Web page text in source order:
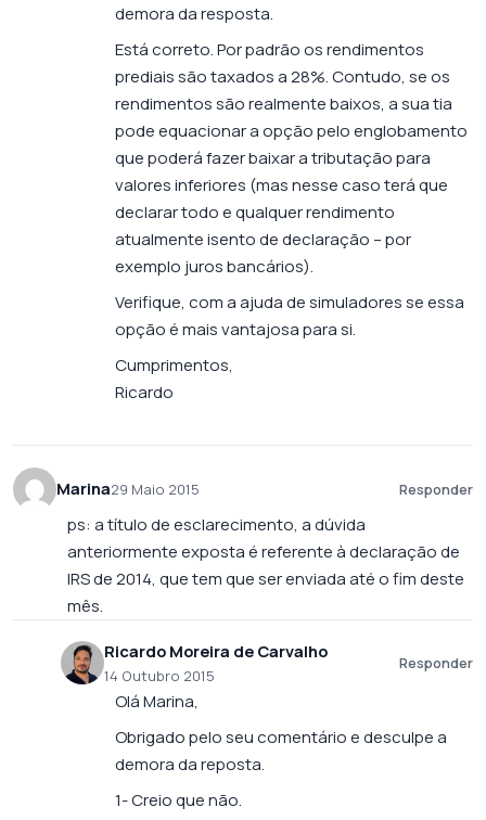
demora da resposta.
Está correto. Por padrão os rendimentos
prediais são taxados a 28%. Contudo, se os
rendimentos são realmente baixos, a sua tia
pode equacionar a opção pelo englobamento
que poderá fazer baixar a tributação para
valores inferiores (mas nesse caso terá que
declarar todo e qualquer rendimento
atualmente isento de declaração – por
exemplo juros bancários).
Verifique, com a ajuda de simuladores se essa
opção é mais vantajosa para si.
Cumprimentos,
Ricardo
Marina29 Maio 2015 Responder
ps: a título de esclarecimento, a dúvida
anteriormente exposta é referente à declaração de
IRS de 2014, que tem que ser enviada até o fim deste
mês.
Ricardo Moreira de Carvalho
14 Outubro 2015
Responder
Olá Marina,
Obrigado pelo seu comentário e desculpe a
demora da reposta.
1- Creio que não.